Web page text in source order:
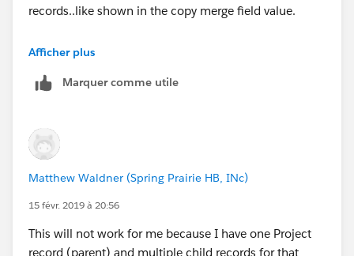
records..like shown in the copy merge field value.
Afficher plus
Marquer comme utile
Matthew Waldner (Spring Prairie HB, INc)
15 févr. 2019 à 20:56
This will not work for me because I have one Project
record (parent) and multiple child records for that